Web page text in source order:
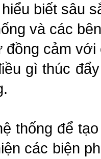
biết sâu
và các
đồng cảm
gì thúc
thống để
các biện